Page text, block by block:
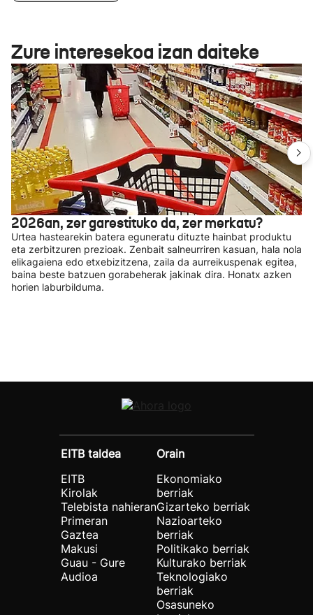
Zure interesekoa izan daiteke
2026an, zer garestituko da, zer merkatu?
Urtea hastearekin batera eguneratu dituzte hainbat produktu
eta zerbitzuren prezioak. Zenbait salneurriren kasuan, hala nola
elikagaiena edo etxebizitzena, zaila da aurreikuspenak egitea,
baina beste batzuen gorabeherak jakinak dira. Honatx azken
horien laburbilduma.
EITB taldea
EITB
Kirolak
Telebista nahieran
Primeran
Gaztea
Makusi
Guau - Gure
Audioa
Orain
Ekonomiako
berriak
Gizarteko berriak
Nazioarteko
berriak
Politikako berriak
Kulturako berriak
Teknologiako
berriak
Osasuneko